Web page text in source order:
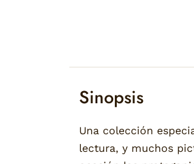
Sinopsis
Una colección
lectura, y muchos